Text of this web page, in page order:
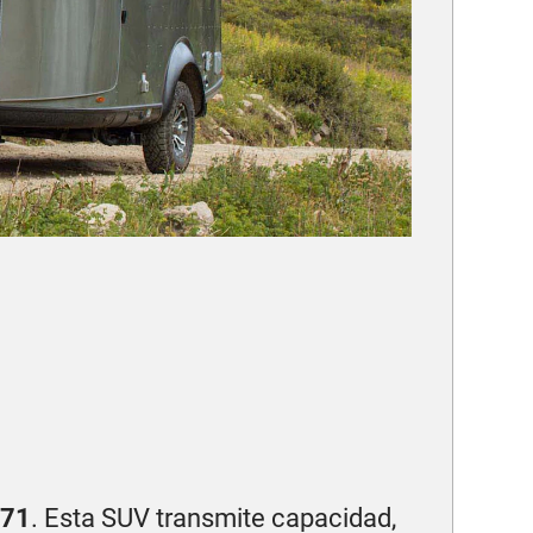
. Esta SUV transmite capacidad,